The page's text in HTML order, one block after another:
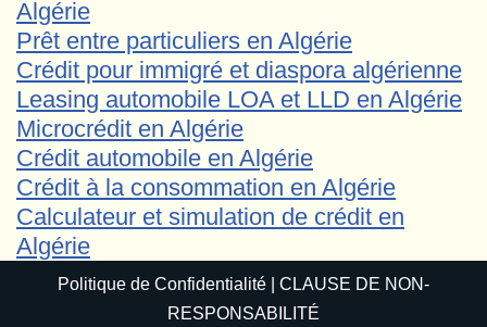
Algérie
Prêt entre particuliers en Algérie
Crédit pour immigré et diaspora algérienne
Leasing automobile LOA et LLD en Algérie
Microcrédit en Algérie
Crédit automobile en Algérie
Crédit à la consommation en Algérie
Calculateur et simulation de crédit en
Algérie
Politique de Confidentialité
CLAUSE DE NON-
RESPONSABILITÉ